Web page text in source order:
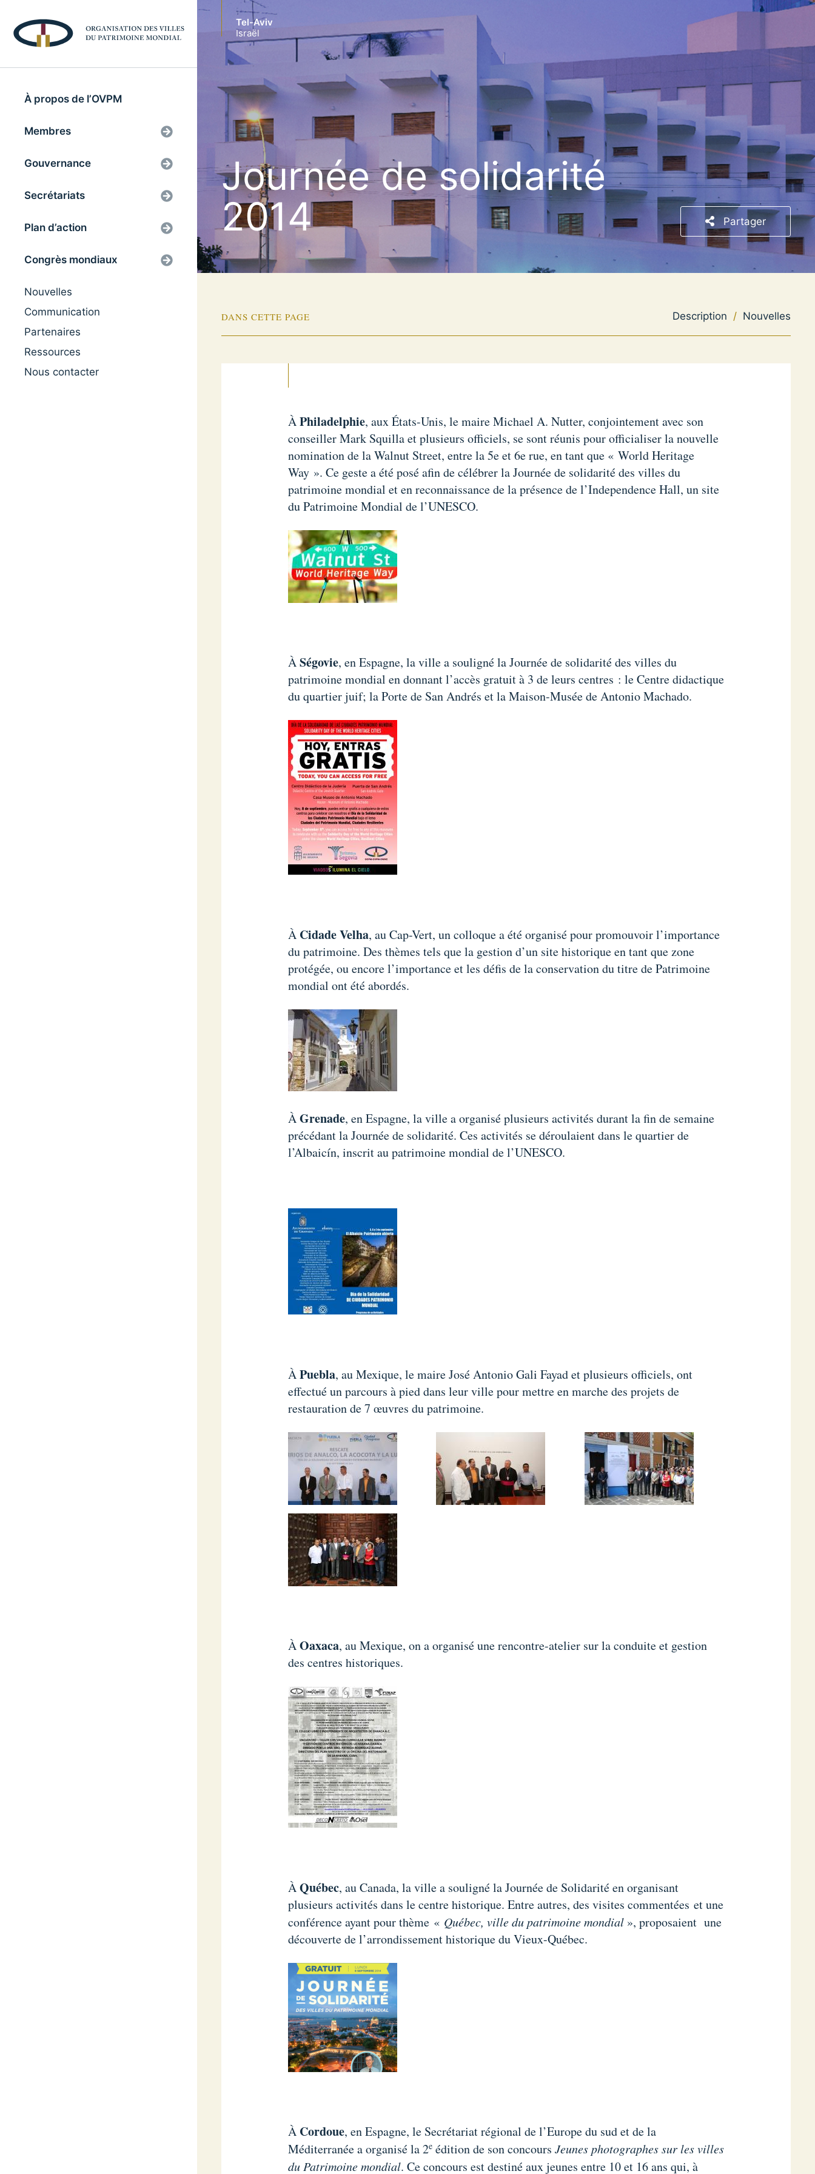
À propos de l’OVPM
Membres
Gouvernance
Secrétariats
Plan d’action
Congrès mondiaux
Nouvelles
Communication
Partenaires
Ressources
Nous contacter
Tel-Aviv
Israël
Journée de solidarité
2014
Partager
DANS CETTE PAGE Description / Nouvelles
ÀPhiladelphie, aux États-Unis, le maire Michael A. Nutter, conjointement avec son
conseiller Mark Squilla et plusieurs officiels, se sont réunis pour officialiser la nouvelle
nomination de la Walnut Street, entre la 5e et 6e rue, en tant que « World Heritage
Way ». Ce geste a été posé afin de célébrer la Journée de solidarité des villes du
patrimoine mondial et en reconnaissance de la présence de l’Independence Hall, un site
du Patrimoine Mondial de l’UNESCO.
ÀSégovie, en Espagne, la ville a souligné la Journée de solidarité des villes du
patrimoine mondial en donnant l’accès gratuit à 3 de leurs centres : le Centre didactique
du quartier juif; la Porte de San Andrés et la Maison-Musée de Antonio Machado.
À Cidade Velha, au Cap-Vert, un colloque a été organisé pour promouvoir l’importance
du patrimoine. Des thèmes tels que la gestion d’un site historique en tant que zone
protégée, ou encore l’importance et les défis de la conservation du titre de Patrimoine
mondial ont été abordés.
ÀGrenade, en Espagne, la ville a organisé plusieurs activités durant la fin de semaine
précédant la Journée de solidarité. Ces activités se déroulaient dans le quartier de
l’Albaicín, inscrit au patrimoine mondial de l’UNESCO.
ÀPuebla, au Mexique, le maire José Antonio Gali Fayad et plusieurs officiels, ont
effectué un parcours à pied dans leur ville pour mettre en marche des projets de
restauration de 7 œuvres du patrimoine.
ÀOaxaca, au Mexique, on a organisé une rencontre-atelier sur la conduite et gestion
des centres historiques.
ÀQuébec, au Canada, la ville a souligné la Journée de Solidarité en organisant
plusieurs activités dans le centre historique. Entre autres, des visites commentées et une
conférence ayant pour thème « Québec, ville du patrimoine mondial », proposaient une
découverte de l’arrondissement historique du Vieux-Québec.
À Cordoue, en Espagne, le Secrétariat régional de l’Europe du sud et de la
Méditerranée a organisé la 2eédition de son concours Jeunes photographes sur les villes
du Patrimoine mondial. Ce concours est destiné aux jeunes entre 10 et 16 ans qui, à